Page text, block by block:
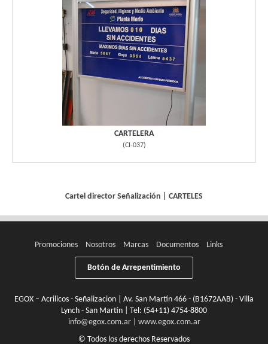
CARTELERA
(CI-037)
Cartel director Señalización CARTELES
Promociones Nosotros Marcas Documentos Links
Botón de Arrepentimiento
EGOX – Acrilicos - Señalizacion | Av. San Martín 466 - (B1672AAB) - Villa
Lynch - San Martín | Tel: (54+11) 4754-8800
info@egox.com.ar| www.egox.com.ar
© Todos los derechos Reservados